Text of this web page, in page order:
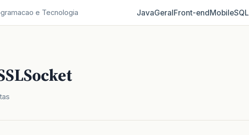
e Tecnologia JavaGeralFront‑endMobileSQL